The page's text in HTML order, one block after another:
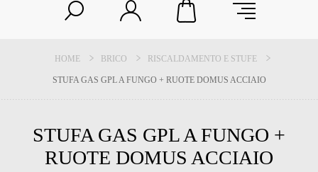
HOME BRICO RISCALDAMENTO E STUFE
STUFA GAS GPL A FUNGO + RUOTE DOMUS ACCIAIO
STUFA GAS GPL A FUNGO +
RUOTE DOMUS ACCIAIO